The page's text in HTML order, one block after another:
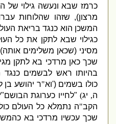
כרמז שבא ונעשה גילוי של
מרצון),שזהו שהלוחות עברו
המשכן הוא כנגד בריאת העולם
כגילוי שבא לתקן את כל
מסיני(שכאן משלימים אותה),
שכך כאן מרדכי בא לתקן
בהיותו ראש לבשמים כנגד
כולו בשמים('וא"ר יהושע בן לוי
,יג )
"לחייו כערוגת הבושם"?
הקב"ה נתמלא כל העולם
שכך עכשיו מרדכי בא כהמשך